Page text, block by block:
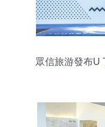
眾信旅游發布U